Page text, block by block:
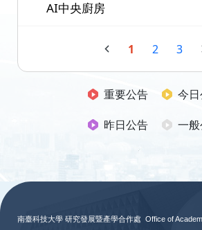
AI中央廚房
1 2 3
重要公告
今
昨日公告
一
南臺科技大學 研究發展暨產學合作處 Office of